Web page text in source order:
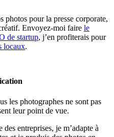
photos pour la presse corporate,
Envoyez-moi faire le
de startup, j’en profiterais pour
locaux.
les photographes ne sont pas
leur point de vue.
entreprises, je m’adapte à